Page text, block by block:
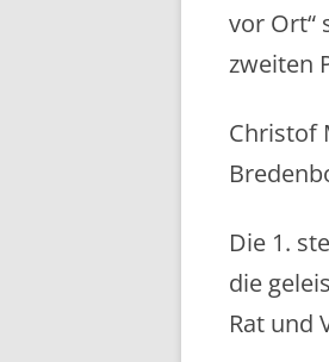
vor Ort“
zweiten
Christof
Die 1.
die
Rat und